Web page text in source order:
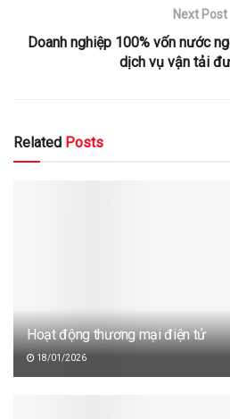
Next Post
Doanh nghiệp 100% vốn nước
dịch vụ vận tải
Related Posts
Hoạt động thương mại điện tử
18/01/2026